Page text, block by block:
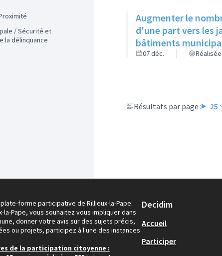
la délinquance
Augmenter le
d'une part vers les
bâtiments
07 déc. Réalisée
Résultats par page : 25
forme participative de Rillieux-la-Pape.
la-Pape, vous souhaitez vous impliquer dans
donner votre avis sur des sujets précis,
ou projets, participez à l'une des instances
de la participation citoyenne :
Decidim
Accueil
Participer